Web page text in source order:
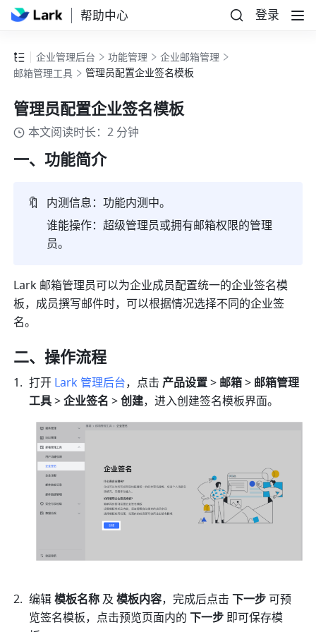
帮助中心 登录
企业管理后台 功能管理
企业邮箱管理
邮箱管理工具
管理员配置企业签名模板
管理员配置企业签名模板
本文阅读时长：2 分钟
一、功能简介
🔖
内测信息：功能内测中。
谁能操作：超级管理员或拥有邮箱权限的管理
员。
Lark 邮箱管理员可以为企业成员配置统一的企业签名模
板，成员撰写邮件时，可以根据情况选择不同的企业签
名。
二、操作流程
打开 Lark 管理后台，点击 产品设置 > 邮箱 > 邮箱管理
工具 > 企业签名 > 创建，进入创建签名模板界面。
编辑 模板名称 及 模板内容，完成后点击 下一步 可预
览签名模板，点击预览页面内的 下一步 即可保存模